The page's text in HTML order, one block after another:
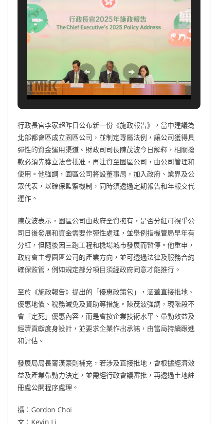
行政長官李家超昨日公布新一份《施政報告》，當中建議為
北部都會區成立園區公司，並制定專屬法例，讓公司獲得具
彈性的資金運用渠道。財政司司長陳茂波今日解釋，相關撥
款必須先獲立法會批准，再注資至園區公司，由公司管理和
使用。他強調，園區公司將設董事局，加入政府、業界及公
眾代表，以確保監察機制，同時須透過定期報告和年報交代
運作。
陳茂波表示，園區公司由政府全資擁有，是否分紅可視乎公
司日後發展和資金需要作彈性處理，並舉例指機管局早年有
分紅，但隨後因三跑工程和機場城市發展而暫停。他重申，
政府會主導園區公司的產業方向，並可透過法律及服務合約
確保監管，例如規定部分項目須經政府同意才能推行。
至於《施政報告》提出的「優惠政策包」，涵蓋直接批地、
優惠地價、稅務減免及資助等措施。陳茂波強調，現階段不
會「定死」優惠內容，而是會按企業技術水平、帶動效益及
經濟貢獻度身設計，並要求企業作出承諾，由當局持續跟進
和評估。
發展局局長甯漢豪則補充，若涉及直接批地，會根據經濟效
益及產業帶動力決定，並需經行政會議審批，再透過土地註
冊處公開程序處理。
攝：Gordon Choi
文：Kevin Li